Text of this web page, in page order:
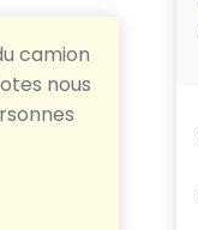
camion
nous